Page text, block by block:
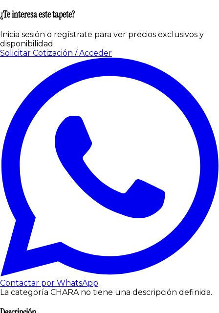
¿Te interesa este tapete?
Inicia sesión o regístrate para ver precios exclusivos y
disponibilidad.
Solicitar Cotización / Acceder
Contactar por WhatsApp
La categoría CHARA no tiene una descripción definida.